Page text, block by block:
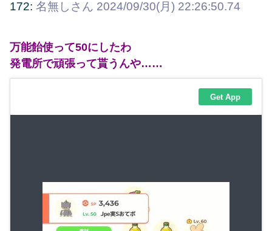
172: 名無しさん 2024/09/30(月) 22:26:50.74
万能飴使って50にしたわ
発電所で頑張って貰うんや……